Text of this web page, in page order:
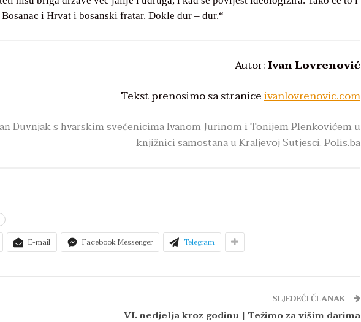
i Hrvat i bosanski fratar. Dokle dur – dur.“
Autor:Ivan Lovrenović
Tekst prenosimo sa straniceivanlovrenovic.com
Duvnjak s hvarskim svećenicima Ivanom Jurinom i Tonijem Plenkovićem u
knjižnici samostana u Kraljevoj Sutjesci. Polis.ba
E-mail Facebook Messenger Telegram
SLJEDEĆI ČLANAK
VI. nedjelja kroz godinu | Težimo za višim darima